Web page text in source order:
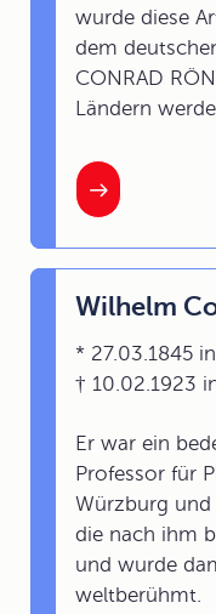
wurde diese
dem
CONRAD
Ländern
Wilhelm
* 27.03.1845
† 10.02.1923
Er war ein
Professor für
Würzburg und
die nach ihm
und wurde
weltberühmt.